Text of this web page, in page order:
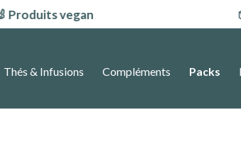
vegan 📦
Thés & Infusions Compléments Packs